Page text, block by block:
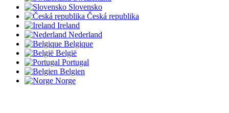
Slovensko
Česká republika
Ireland
Nederland
Belgique
België
Portugal
Belgien
Norge